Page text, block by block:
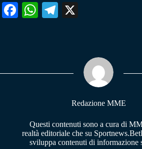
Fa W
pp
Te
m
Redazione MME
Questi contenuti sono a cura di
realtà editoriale che su
sviluppa contenuti di informazione